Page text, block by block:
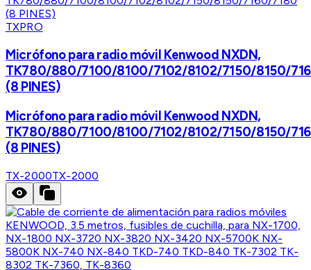
TXPRO
Micrófono para radio móvil Kenwood NXDN,
TK780/880/7100/8100/7102/8102/7150/8150/
(8 PINES)
Micrófono para radio móvil Kenwood NXDN,
TK780/880/7100/8100/7102/8102/7150/8150/
(8 PINES)
TX-2000TX-2000